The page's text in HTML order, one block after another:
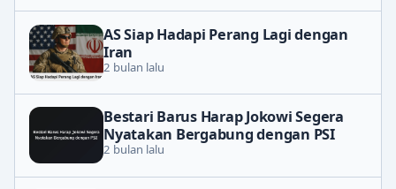
AS Siap Hadapi Perang Lagi dengan
Iran
2 bulan lalu
Bestari Barus Harap Jokowi Segera
Nyatakan Bergabung dengan PSI
2 bulan lalu